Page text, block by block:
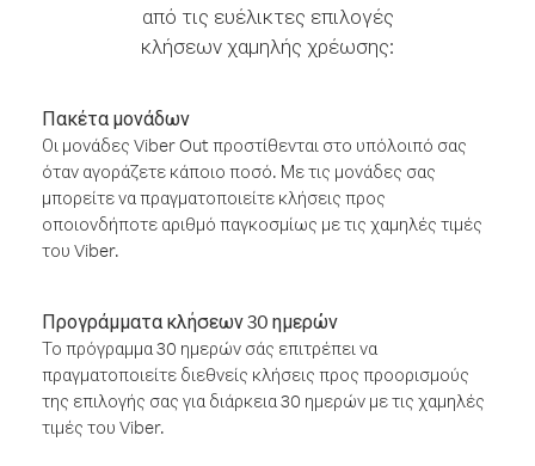
από τις ευέλικτες επιλογές
κλήσεων χαμηλής χρέωσης:
Πακέτα μονάδων
Οι μονάδες Viber Out προστίθενται στο υπόλοιπό σας
όταν αγοράζετε κάποιο ποσό. Με τις μονάδες σας
μπορείτε να πραγματοποιείτε κλήσεις προς
οποιονδήποτε αριθμό παγκοσμίως με τις χαμηλές τιμές
του Viber.
Προγράμματα κλήσεων 30 ημερών
Το πρόγραμμα 30 ημερών σάς επιτρέπει να
πραγματοποιείτε διεθνείς κλήσεις προς προορισμούς
της επιλογής σας για διάρκεια 30 ημερών με τις χαμηλές
τιμές του Viber.